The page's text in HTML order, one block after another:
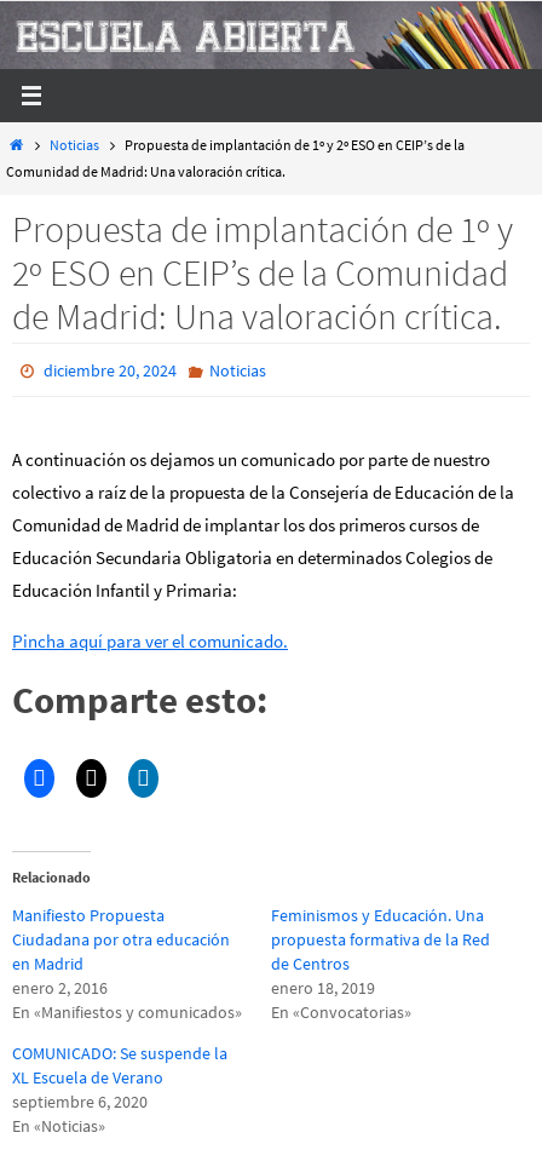
contenido
InicioNoticias
Propuesta de implantación de 1º y 2º ESO en CEIP’s de la
Comunidad de Madrid: Una valoración crítica.
Propuesta de implantación de 1º y
2º ESO en CEIP’s de la Comunidad
de Madrid: Una valoración crítica.
diciembre 20, 2024 Noticias
A continuación os dejamos un comunicado por parte de nuestro
colectivo a raíz de la propuesta de la Consejería de Educación de la
Comunidad de Madrid de implantar los dos primeros cursos de
Educación Secundaria Obligatoria en determinados Colegios de
Educación Infantil y Primaria:
Pincha aquí para ver el comunicado.
Comparte esto:
Relacionado
Manifiesto Propuesta
Ciudadana por otra educación
en Madrid
enero 2, 2016
En «Manifiestos y comunicados»
Feminismos y Educación. Una
propuesta formativa de la Red
de Centros
enero 18, 2019
En «Convocatorias»
COMUNICADO: Se suspende la
XL Escuela de Verano
septiembre 6, 2020
En «Noticias»